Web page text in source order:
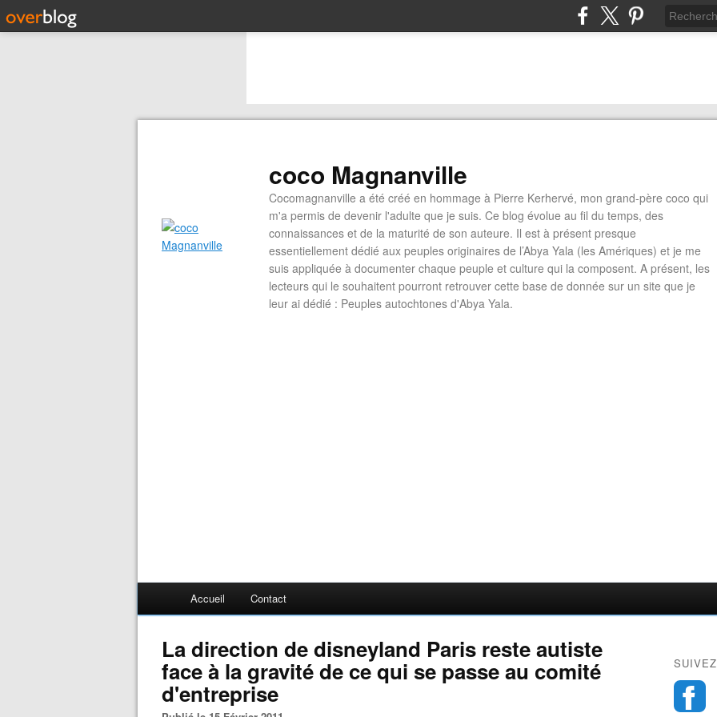
coco Magnanville
Cocomagnanville a été créé en hommage à Pierre Kerhervé, mon grand-père coco qui
m'a permis de devenir l'adulte que je suis. Ce blog évolue au fil du temps, des
connaissances et de la maturité de son auteure. Il est à présent presque
essentiellement dédié aux peuples originaires de l’Abya Yala (les Amériques) et je me
suis appliquée à documenter chaque peuple et culture qui la composent. A présent, les
lecteurs qui le souhaitent pourront retrouver cette base de donnée sur un site que je
leur ai dédié : Peuples autochtones d'Abya Yala.
Accueil Contact
La direction de disneyland Paris reste autiste
face à la gravité de ce qui se passe au comité
d'entreprise